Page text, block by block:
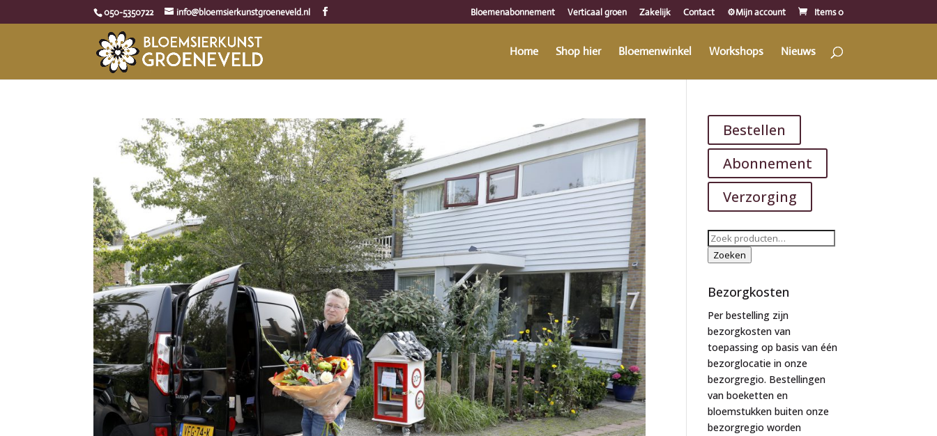
050-5350722 info@bloemsierkunstgroeneveld.nl Bloemenabonnement Verticaal groen Zakelijk Contact ⚙️Mijn account Items 0
Home Shop hier Bloemenwinkel Workshops Nieuws
Bestellen
Abonnement
Verzorging
Zoeken
naar:
Zoeken
Bezorgkosten
Per bestelling zijn
bezorgkosten van
toepassing op basis van één
bezorglocatie in onze
bezorgregio. Bestellingen
van boeketten en
bloemstukken buiten onze
bezorgregio worden